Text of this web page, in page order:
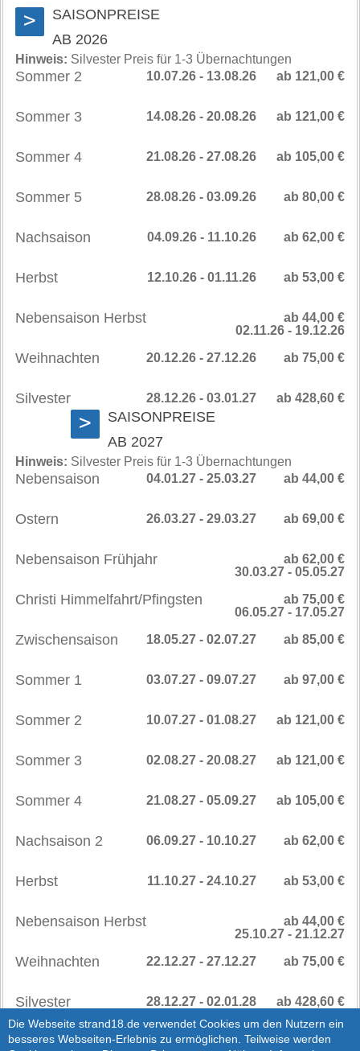
Die Webseite strand18.de verwendet Cookies um den Nutzern ein
besseres Webseiten-Erlebnis zu ermöglichen. Teilweise werden
>
SAISONPREISE
AB 2026
Hinweis: Silvester Preis für 1-3 Übernachtungen
Sommer 2 ab 121,00 €
10.07.26 - 13.08.26
Sommer 3 ab 121,00 €
14.08.26 - 20.08.26
Sommer 4 ab 105,00 €
21.08.26 - 27.08.26
Sommer 5 ab 80,00 €
28.08.26 - 03.09.26
Nachsaison ab 62,00 €
04.09.26 - 11.10.26
Herbst ab 53,00 €
12.10.26 - 01.11.26
Nebensaison Herbst
ab 44,00 €
02.11.26 - 19.12.26
Weihnachten ab 75,00 €
20.12.26 - 27.12.26
Silvester ab 428,60 €
28.12.26 - 03.01.27
>
SAISONPREISE
AB 2027
Hinweis: Silvester Preis für 1-3 Übernachtungen
Nebensaison ab 44,00 €
04.01.27 - 25.03.27
Ostern ab 69,00 €
26.03.27 - 29.03.27
Nebensaison Frühjahr
ab 62,00 €
30.03.27 - 05.05.27
Christi Himmelfahrt/Pfingsten
ab 75,00 €
06.05.27 - 17.05.27
Zwischensaison ab 85,00 €
18.05.27 - 02.07.27
Sommer 1 ab 97,00 €
03.07.27 - 09.07.27
Sommer 2 ab 121,00 €
10.07.27 - 01.08.27
Sommer 3 ab 121,00 €
02.08.27 - 20.08.27
Sommer 4 ab 105,00 €
21.08.27 - 05.09.27
Nachsaison 2 ab 62,00 €
06.09.27 - 10.10.27
Herbst ab 53,00 €
11.10.27 - 24.10.27
Nebensaison Herbst
ab 44,00 €
25.10.27 - 21.12.27
Weihnachten ab 75,00 €
22.12.27 - 27.12.27
Silvester ab 428,60 €
28.12.27 - 02.01.28
>
SAISONPREISE
AB 2028